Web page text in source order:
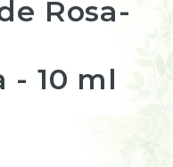
Rosa-
- 10 ml